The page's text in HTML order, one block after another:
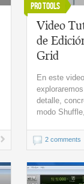
Pro Tools
Video
de
Grid
En este
detalle,
modo
2 comments